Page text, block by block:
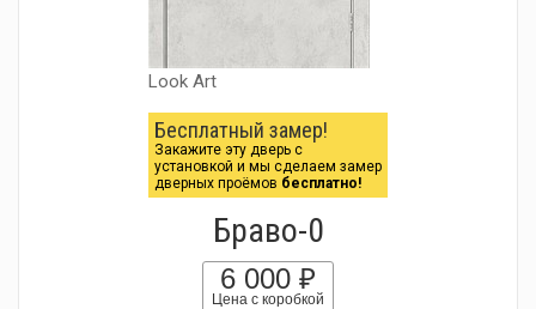
Look Art
Бесплатный замер!
Закажите эту дверь с
установкой и мы сделаем замер
дверных проёмов бесплатно!
Браво-0
6 000 ₽
Цена с коробкой